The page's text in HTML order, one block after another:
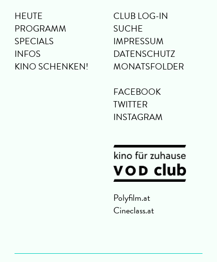
HEUTE
PROGRAMM
SPECIALS
INFOS
KINO SCHENKEN!
CLUB LOG-IN
SUCHE
IMPRESSUM
DATENSCHUTZ
MONATSFOLDER
FACEBOOK
TWITTER
INSTAGRAM
Polyfilm.at
Cineclass.at